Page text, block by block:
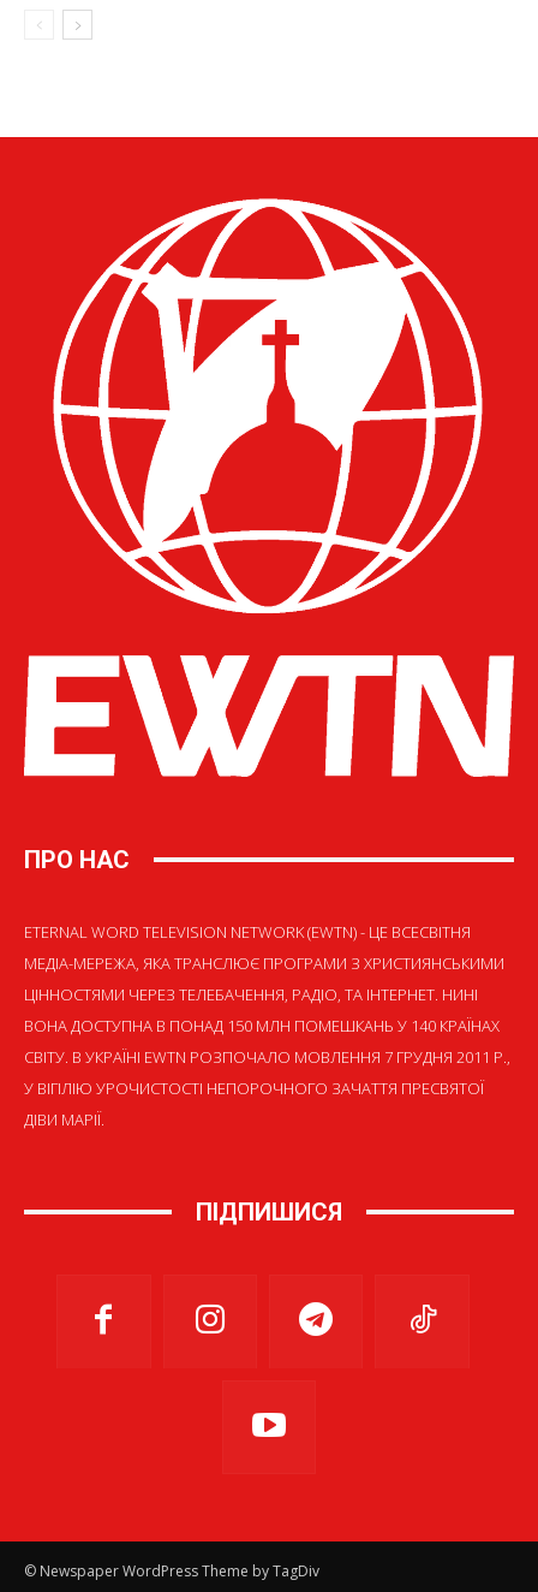
ПРО НАС
ETERNAL WORD TELEVISION NETWORK (EWTN) - ЦЕ ВСЕСВІТНЯ
МЕДІА-МЕРЕЖА, ЯКА ТРАНСЛЮЄ ПРОГРАМИ З ХРИСТИЯНСЬКИМИ
ЦІННОСТЯМИ ЧЕРЕЗ ТЕЛЕБАЧЕННЯ, РАДІО, ТА ІНТЕРНЕТ. НИНІ
ВОНА ДОСТУПНА В ПОНАД 150 МЛН ПОМЕШКАНЬ У 140 КРАЇНАХ
СВІТУ. В УКРАЇНІ EWTN РОЗПОЧАЛО МОВЛЕННЯ 7 ГРУДНЯ 2011 Р.,
У ВІГІЛІЮ УРОЧИСТОСТІ НЕПОРОЧНОГО ЗАЧАТТЯ ПРЕСВЯТОЇ
ДІВИ МАРІЇ.
ПІДПИШИСЯ
© Newspaper WordPress Theme by TagDiv